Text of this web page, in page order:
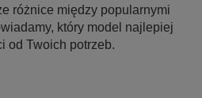
różnice między popularnymi
który model najlepiej
od Twoich potrzeb.